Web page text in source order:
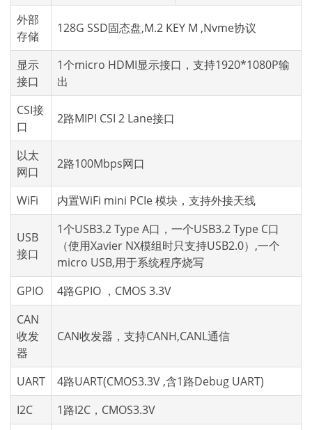
外部
存储
128G SSD固态盘,M.2 KEY M ,Nvme协议
显示
接口
1个micro HDMI显示接口，支持1920*1080P输
出
CSI接
口
2路MIPI CSI 2 Lane接口
以太
网口
2路100Mbps网口
WiFi 内置WiFi mini PCIe 模块，支持外接天线
USB
接口
1个USB3.2 Type A口，一个USB3.2 Type C口
（使用Xavier NX模组时只支持USB2.0）,一个
micro USB,用于系统程序烧写
GPIO
4路GPIO ，CMOS 3.3V
CAN
收发
器
CAN收发器，支持CANH,CANL通信
UART
4路UART(CMOS3.3V ,含1路Debug UART)
I2C
1路I2C，CMOS3.3V